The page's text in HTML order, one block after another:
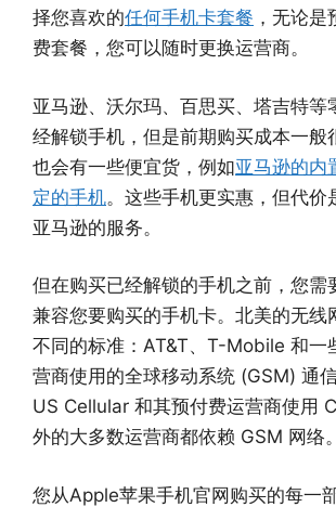
择您喜欢的任何手机卡套餐 ，无论
费套餐，您可以随时更换运营商。
亚马逊、沃尔玛、百思买、塔吉特等
经解锁手机，但是前期购买成本一般
也会有一些便宜货，例如亚马逊的内
定的手机。这些手机更实惠，但代价
亚马逊的服务。
但在购买已经解锁的手机之前，您需
兼容您要购买的手机卡。北美的无线
不同的标准：AT&T、T-Mobile 和一
营商使用的全球移动系统 (GSM) 通
US Cellular 和其预付费运营商使用
外的大多数运营商都依赖 GSM 网络。
您从Apple苹果手机官网购买的每一